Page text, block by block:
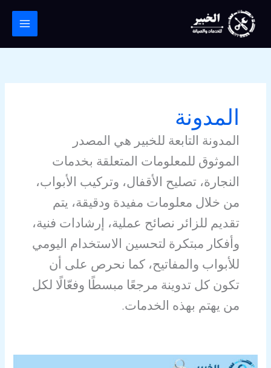
المحتوى
المدونة
المدونة التابعة للخبير هي المصدر
الموثوق للمعلومات المتعلقة بخدمات
النجارة، تصليح الأقفال، وتركيب الأبواب،
من خلال معلومات مفيدة ودقيقة، يتم
تقديم للزائر نصائح عملية، إرشادات فنية،
وأفكار مبتكرة لتحسين الاستخدام اليومي
للأبواب والمفاتيح، كما نحرص على أن
تكون كل تدوينة مرجعًا مبسطًا وفعّالًا لكل
من يهتم بهذه الخدمات.
طريقة